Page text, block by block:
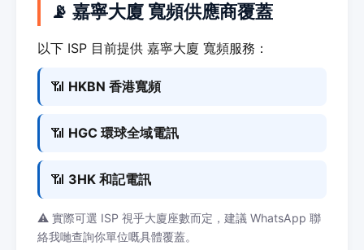
📡 嘉寧大廈 寬頻供應商覆蓋
以下 ISP 目前提供 嘉寧大廈 寬頻服務：
📶 HKBN 香港寬頻
📶 HGC 環球全域電訊
📶 3HK 和記電訊
⚠️ 實際可選 ISP 視乎大廈座數而定，建議 WhatsApp 聯
絡我哋查詢你單位嘅具體覆蓋。